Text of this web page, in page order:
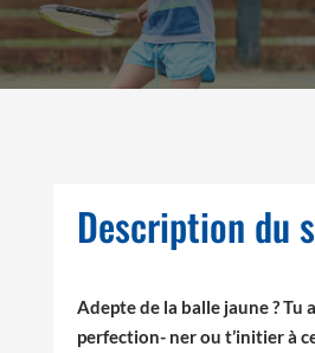
Description du
Adepte de la balle jaune ? Tu
perfection- ner ou t’initier à